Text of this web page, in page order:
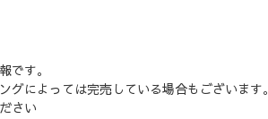
です。
グによっては完売している場合もございます。
さい